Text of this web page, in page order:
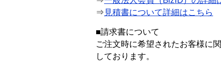
⇒ 見積書について詳細はこちら
■請求書について
ご注文時に希望されたお客様に
しております。